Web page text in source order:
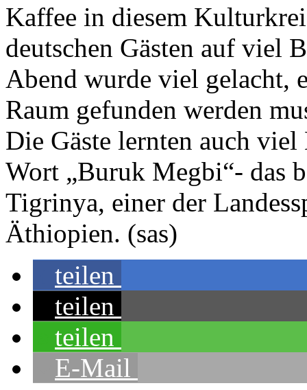
Kaffee in diesem
deutschen Gästen auf viel
Abend wurde viel gelacht,
Raum gefunden werden
Die Gäste lernten auch
Wort „Buruk Megbi“- das
Tigrinya, einer der
Äthiopien. (sas)
teilen
teilen
teilen
E-Mail